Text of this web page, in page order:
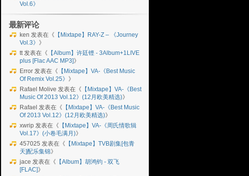
Vol.6》
最新评论
ken 发表在《 【Mixtape】RAY-Z – 《Journey
Vol.3》 》
tt发表在《 【Album】许廷铿 - 3Album+1LIVE
plus [Flac AAC MP3]》
Error 发表在《 【Mixtape】VA-《Best Music
Of Remix Vol.25》 》
Rafael Molive 发表在《 【Mixtape】VA-《Best
Music Of 2013 Vol.12》(12月欧美精选)》
Rafael 发表在《 【Mixtape】VA-《Best Music
Of 2013 Vol.12》(12月欧美精选)》
xwrip 发表在《 【Mixtape】VA-《周氏情歌辑
Vol.17》(小卷毛满月)》
457025 发表在《 【Mixtape】TVB剧集[包青
天]配乐集锦》
jace 发表在《 【Album】胡鸿钧 - 双飞
[FLAC]》